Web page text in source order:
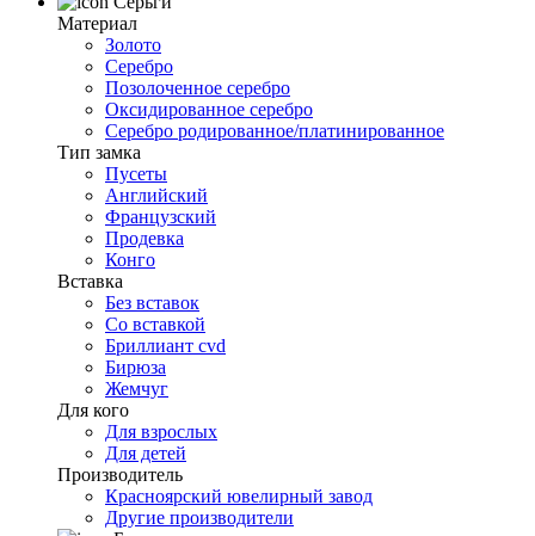
Материал
Золото
Серебро
Позолоченное серебро
Оксидированное серебро
Серебро родированное/платинированное
Тип замка
Пусеты
Английский
Французский
Продевка
Конго
Вставка
Без вставок
Со вставкой
Бриллиант cvd
Бирюза
Жемчуг
Для кого
Для взрослых
Для детей
Производитель
Красноярский ювелирный завод
Другие производители